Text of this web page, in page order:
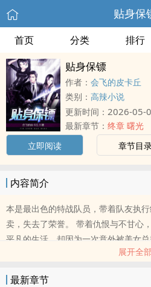
贴身保
首页 分类 排行
贴身保镖
作者： 会飞的皮卡丘
类别： 高辣小说
更新时间： 2026-05-
最新章节： 终章 曙光
立即阅读
章节目
内容简介
本是最出色的特战队员，带着队友执
卖，失去了荣誉。 带着仇恨与不甘心
平凡的生活，却因为一次意外被美女
展开全部
最新章节